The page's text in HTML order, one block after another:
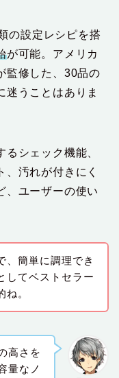
の設定レシピを搭
が可能。アメリカ
監修した、30品の
迷うことはありま
シェック機能、
汚れが付きにく
、ユーザーの使い
、簡単に調理でき
してベストセラー
。
高さを
量なノ